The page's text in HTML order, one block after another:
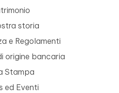
storia
e Regolamenti
origine bancaria
Stampa
ed Eventi